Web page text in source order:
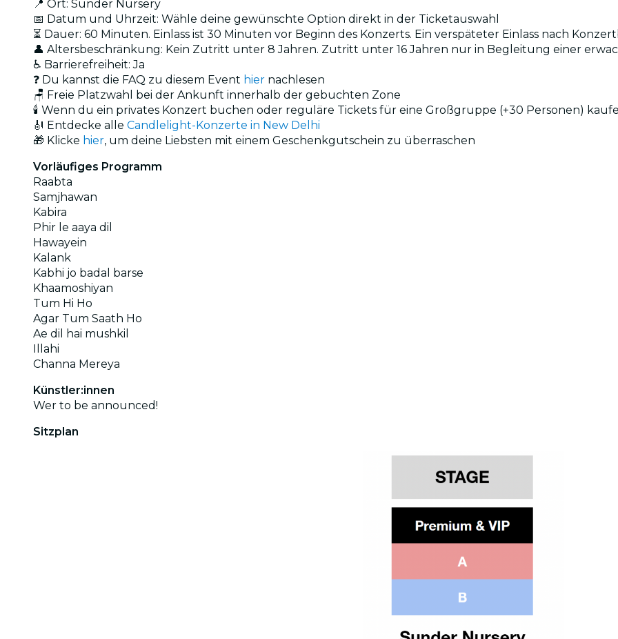
📍 Ort: Sunder Nursery
📅 Datum und Uhrzeit: Wähle deine gewünschte Option direkt in der Ticketauswahl
⏳ Dauer: 60 Minuten. Einlass ist 30 Minuten vor Beginn des Konzerts. Ein verspäteter Einlass nach
👤 Altersbeschränkung: Kein Zutritt unter 8 Jahren. Zutritt unter 16 Jahren nur in Begleitung einer
♿ Barrierefreiheit: Ja
❓ Du kannst die FAQ zu diesem Event hier nachlesen
🪑 Freie Platzwahl bei der Ankunft innerhalb der gebuchten Zone
🕯️ Wenn du ein privates Konzert buchen oder reguläre Tickets für eine Großgruppe (+30 Personen)
🎻 Entdecke alle Candlelight-Konzerte in New Delhi
🎁 Klicke hier, um deine Liebsten mit einem Geschenkgutschein zu überraschen
Vorläufiges Programm
Raabta
Samjhawan
Kabira
Phir le aaya dil
Hawayein
Kalank
Kabhi jo badal barse
Khaamoshiyan
Tum Hi Ho
Agar Tum Saath Ho
Ae dil hai mushkil
Illahi
Channa Mereya
Künstler:innen
Wer to be announced!
Sitzplan